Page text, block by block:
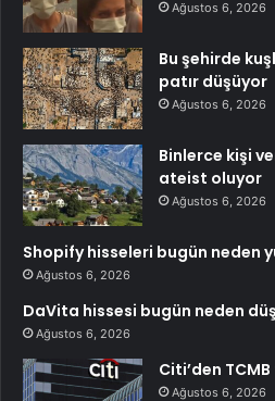
Ağustos 6, 2026
Bu şehirde
patır düşüyor
Ağustos 6, 2026
Binlerce kişi
ateist oluyor
Ağustos 6, 2026
Shopify hisseleri bugün neden
Ağustos 6, 2026
DaVita hissesi bugün neden
Ağustos 6, 2026
Citi’den
Ağustos 6, 2026